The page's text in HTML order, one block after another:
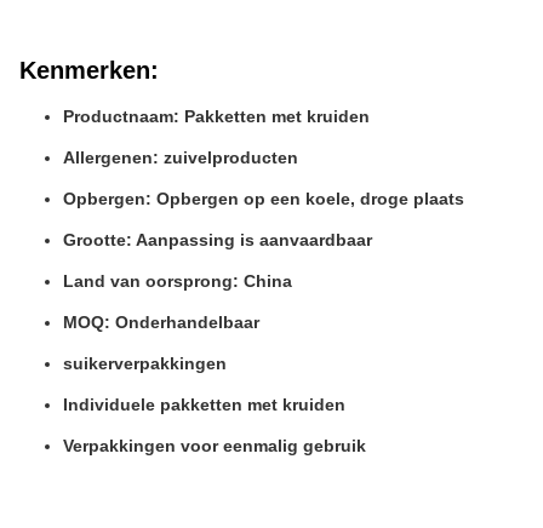
Kenmerken:
Productnaam: Pakketten met kruiden
Allergenen: zuivelproducten
Opbergen: Opbergen op een koele, droge plaats
Grootte: Aanpassing is aanvaardbaar
Land van oorsprong: China
MOQ: Onderhandelbaar
suikerverpakkingen
Individuele pakketten met kruiden
Verpakkingen voor eenmalig gebruik